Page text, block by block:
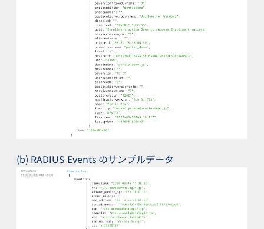
(b) RADIUS Events のサンプルデータ